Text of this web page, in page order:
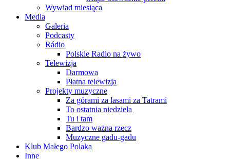
Wywiad miesiąca
Media
Galeria
Podcasty
Rádio
Polskie Radio na żywo
Telewizja
Darmowa
Płatna telewizja
Projekty muzyczne
Za górami za lasami za Tatrami
To ostatnia niedziela
Tu i tam
Bardzo ważna rzecz
Muzyczne gadu-gadu
Klub Małego Polaka
Inne